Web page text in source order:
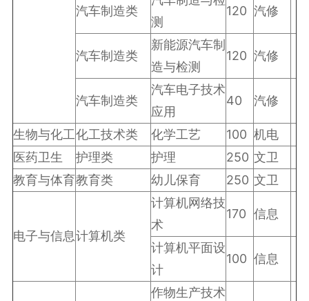
汽车制造类
测
120 汽修
汽车制造类
新能源汽车制
造与检测
120 汽修
汽车制造类
汽车电子技术
应用
40 汽修
生物与化工化工技术类 化学工艺 100 机电
医药卫生
护理类 护理 250 文卫
教育与体育教育类 幼儿保育 250 文卫
电子与信息计算机类
计算机网络技
术
170 信息
计算机平面设
计
100 信息
作物生产技术